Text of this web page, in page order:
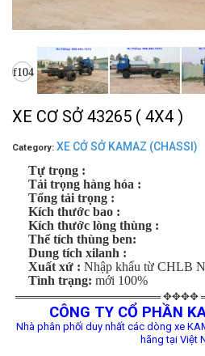
XE CƠ SỞ 43265 ( 4X4 )
Category: XE CỞ SỞ KAMAZ (CHASSI)
Tự trọng :
Tải trọng hàng hóa :
Tổng tải trọng :
Kích thước bao :
Kích thước lòng thùng :
Thể tích thùng ben:
Dung tích xilanh :
Xuất xứ : Nhập khẩu từ CHLB
Tình trạng: mới 100%
════════════════════ ✥✥✥✥
CÔNG TY CỔ PHẦN
Nhà phân phối duy nhất các dòng xe
hãng tại Việt